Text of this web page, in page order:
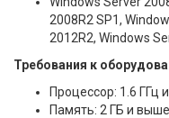
2008R2 SP1,
2012R2, Windows
Требования к
Процессор: 1.6 ГГц
Память: 2 ГБ и выше